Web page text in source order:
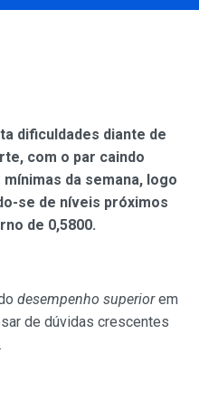
dificuldades diante de
com o par caindo
da semana, logo
se de níveis próximos
de 0,5800.
desempenho superiorem
de dúvidas crescentes